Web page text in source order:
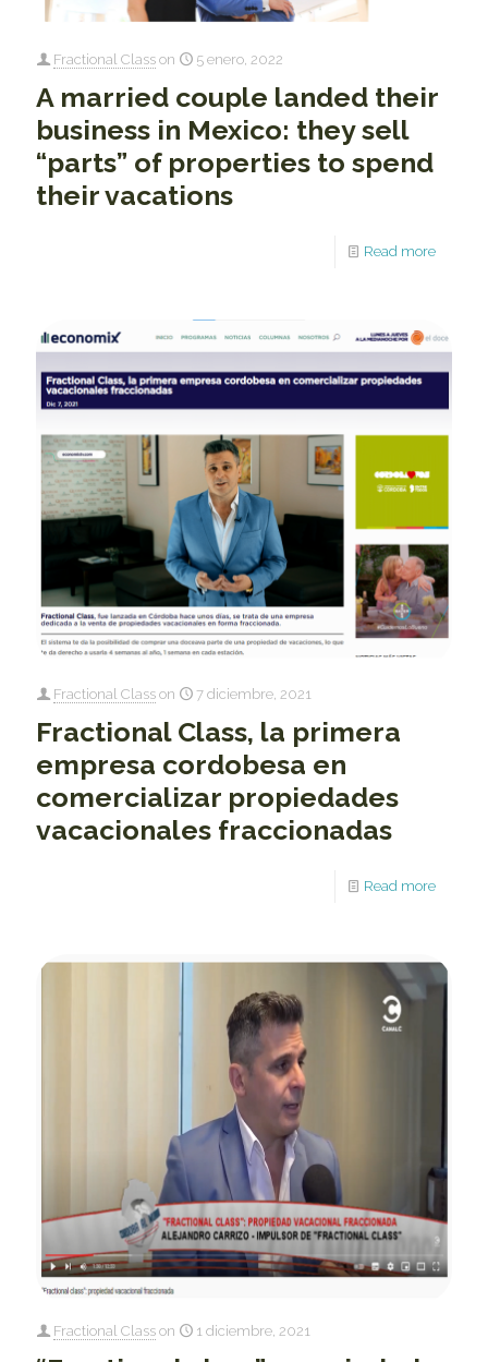
Fractional Class on 5 enero, 2022
A married couple landed their
business in Mexico: they sell
“parts” of properties to spend
their vacations
Read more
Fractional Class on 7 diciembre, 2021
Fractional Class, la primera
empresa cordobesa en
comercializar propiedades
vacacionales fraccionadas
Read more
Fractional Class on 1 diciembre, 2021